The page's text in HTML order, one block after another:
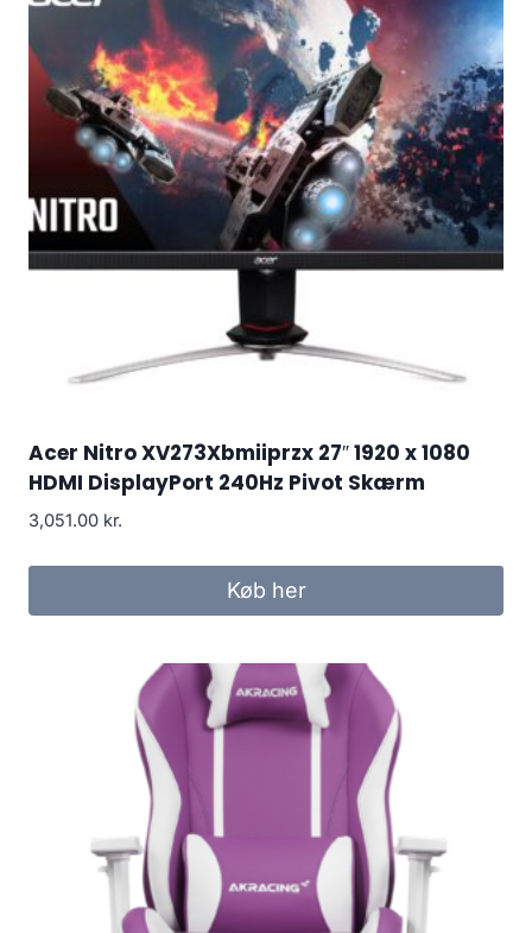
Acer Nitro XV273Xbmiiprzx 27″ 1920 x 1080
HDMI DisplayPort 240Hz Pivot Skærm
3,051.00 kr.
Køb her